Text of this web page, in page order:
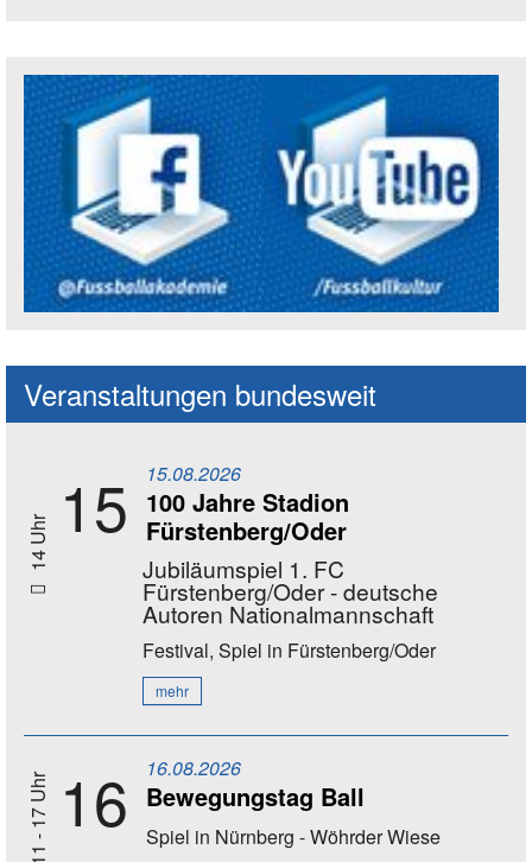
Social Media Kanäle der Akademie
Veranstaltungen bundesweit
14 Uhr 15 15.08.2026
100 Jahre Stadion
Fürstenberg/Oder
Jubiläumspiel 1. FC
Fürstenberg/Oder - deutsche
Autoren Nationalmannschaft
Festival, Spiel in Fürstenberg/Oder
mehr
11 - 17 Uhr 16 16.08.2026
Bewegungstag Ball
Spiel in Nürnberg - Wöhrder Wiese